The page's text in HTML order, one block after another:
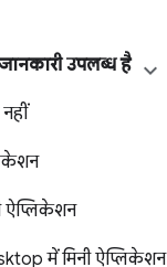
उपलब्ध है
ऐप्लिकेशन
में मिनी ऐप्लिकेशन